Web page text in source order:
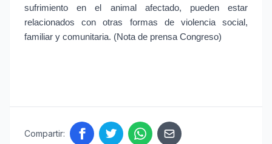
sufrimiento en el animal afectado, pueden estar
relacionados con otras formas de violencia social,
familiar y comunitaria. (Nota de prensa Congreso)
Compartir: